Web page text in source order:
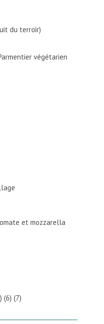
du terroir)
végétarien
et mozzarella
(6) (7)